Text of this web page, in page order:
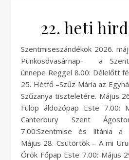
22. heti
Szentmiseszándékok 2026. május 24-31. Május 24.
Pünkösdvasárnap- a
ünnepe Reggel 8.00: Délelőtt
25. Hétfő –Szűz Mária az
Szűzanya tiszteletére. Május
Fülöp áldozópap Este 7.00:
Canterbury Szent
7.00:Szentmise és litánia a
Május 28. Csütörtök – A mi
Örök Főpap Este 7.00: Május